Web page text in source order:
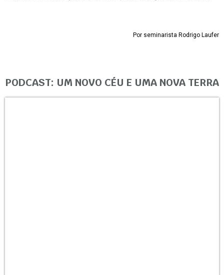
Por seminarista Rodrigo Laufer
PODCAST: UM NOVO CÉU E UMA NOVA TERRA